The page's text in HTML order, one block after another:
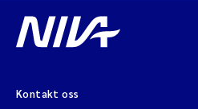
Maria Thérése Hultman
Peter Stig Hansen
Kontakt oss